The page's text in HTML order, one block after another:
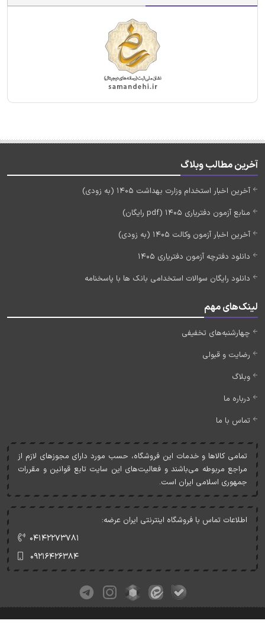
آخرین مطالب وبلاگ
آخرین اخبار استخدام وزارت بهداشت 1405 (به زودی)
منابع آزمون دفتریاری 1405 (pdf رایگان)
آخرین اخبار آزمون وکالت 1405 (به زودی)
دانلود دفترچه آزمون دفتریاری 1405
دانلود رایگان سوالات استخدامی بانک ها با پاسخنامه
لینک‌های مهم
چهارشنبه‌های تخفیفی
رضایت و قبولی
وبلاگ
درباره ما
تماس با ما
تمامی کالاها و خدمات اين فروشگاه، حسب مورد دارای مجوزهای لازم از
مراجع مربوطه می‌باشند و فعاليت‌های اين سايت تابع قوانين و مقررات
جمهوری اسلامی ايران است.
اطلاعات تماس با فروشگاه اینترنتی ایران عرضه:
۰۴۱۴۲۲۷۳۷۸۱
۰۹۲۱۶۴۲۶۳۸۴